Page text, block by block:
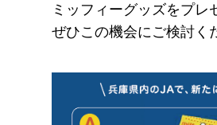
ミッフィーグッズをプレ
ぜひこの機会にご検討く